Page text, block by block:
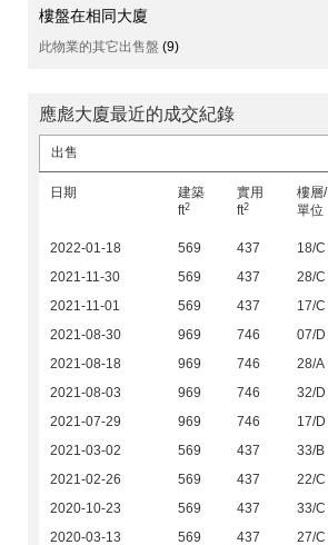
樓盤在相同大廈
此物業的其它出售盤 (9)
應彪大廈最近的成交紀錄
出售
日期
建築
ft2
實用
ft2
樓層/
單位
2022-01-18 569 437 18/C
2021-11-30
569 437 28/C
2021-11-01
569 437 17/C
2021-08-30
969 746 07/D
2021-08-18
969 746 28/A
2021-08-03
969 746 32/D
2021-07-29
969 746 17/D
2021-03-02
569 437 33/B
2021-02-26
569 437 22/C
2020-10-23
569 437 33/C
2020-03-13
569 437 27/C